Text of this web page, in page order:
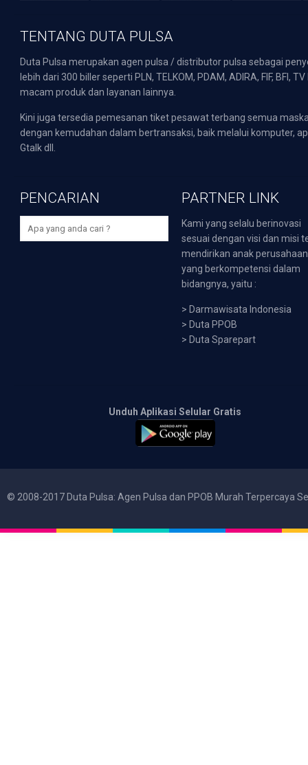
TENTANG DUTA PULSA
Duta Pulsa merupakan agen pulsa / distributor pulsa sebagai
lebih dari 300 biller seperti PLN, TELKOM, PDAM, ADIRA, FIF,
macam produk dan layanan lainnya.
Kini juga tersedia pemesanan tiket pesawat terbang semua
dengan kemudahan dalam bertransaksi, baik melalui komputer,
Gtalk dll.
PENCARIAN PARTNER LINK
Kami yang selalu berinovasi
sesuai dengan visi dan misi
mendirikan anak perusahaan
yang berkompetensi dalam
bidangnya, yaitu :
> Darmawisata Indonesia
> Duta PPOB
> Duta Sparepart
Unduh Aplikasi Selular Gratis
© 2008-2017 Duta Pulsa: Agen Pulsa dan PPOB Murah Terpercaya